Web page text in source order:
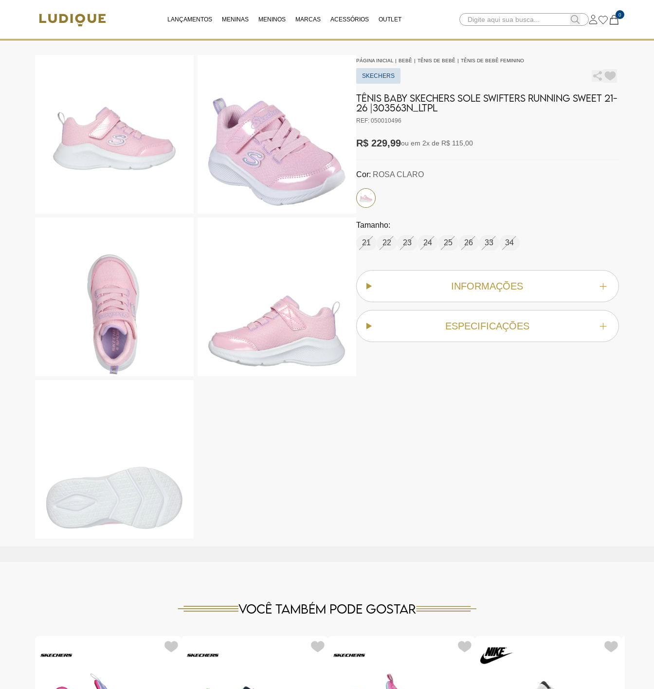
LANÇAMENTOS MENINAS MENINOS MARCAS ACESSÓRIOS OUTLET
0
PÁGINA INICIAL | BEBÊ | TÊNIS DE BEBÊ | TÊNIS DE BEBÊ FEMININO
SKECHERS
TÊNIS BABY SKECHERS SOLE SWIFTERS RUNNING SWEET 21-
26 |303563N_LTPL
REF: 050010496
R$ 229,99ou em 2x de R$ 115,00
Cor: ROSA CLARO
Tamanho:
21 22 23 24 25 26 33 34
INFORMAÇÕES
ESPECIFICAÇÕES
Você também pode gostar